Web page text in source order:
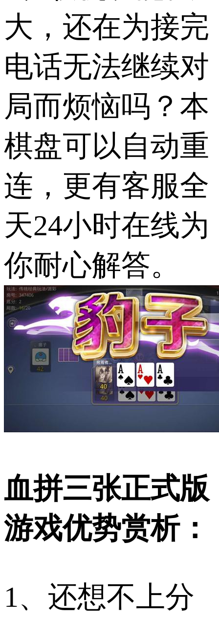
大，还在为接完
电话无法继续对
局而烦恼吗？本
棋盘可以自动重
连，更有客服全
天24小时在线为
你耐心解答。
血拼三张正式版
游戏优势赏析：
1、还想不上分